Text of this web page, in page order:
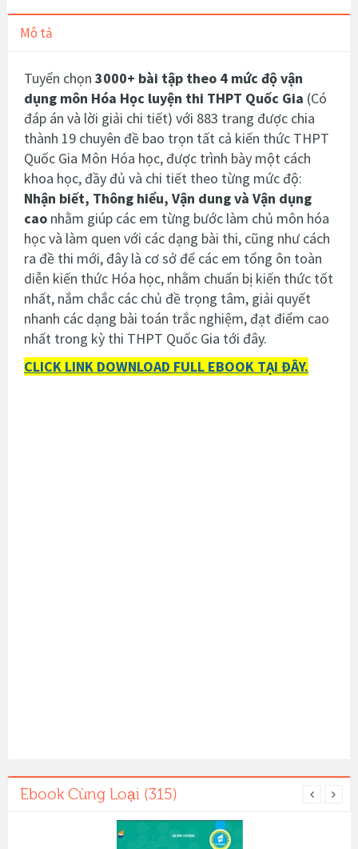
Mô tả
Tuyển chọn 3000+ bài tập theo 4 mức độ vận
dụng môn Hóa Học luyện thi THPT Quốc Gia (Có
đáp án và lời giải chi tiết) với 883 trang được chia
thành 19 chuyên đề bao trọn tất cả kiến thức THPT
Quốc Gia Môn Hóa học, được trình bày một cách
khoa học, đầy đủ và chi tiết theo từng mức độ:
Nhận biết, Thông hiểu, Vận dung và Vận dụng
cao nhằm giúp các em từng bước làm chủ môn hóa
học và làm quen với các dạng bài thi, cũng như cách
ra đề thi mới, đây là cơ sở để các em tổng ôn toàn
diễn kiến thức Hóa học, nhằm chuẩn bị kiến thức tốt
nhất, nắm chắc các chủ đề trọng tâm, giải quyết
nhanh các dạng bài toán trắc nghiệm, đạt điểm cao
nhất trong kỳ thi THPT Quốc Gia tới đây.
CLICK LINK DOWNLOAD FULL EBOOK TẠI ĐÂY.
Ebook Cùng Loại (315)